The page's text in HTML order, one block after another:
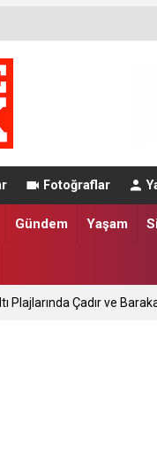
Fotoğraflar
Gündem Yaşam
Plajlarında Çadır ve